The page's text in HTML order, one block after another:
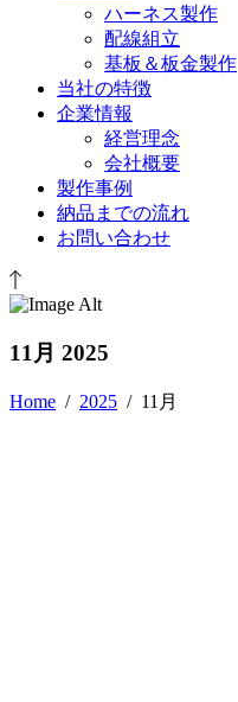
ハーネス製作
配線組立
基板＆板金製作
当社の特徴
企業情報
経営理念
会社概要
製作事例
納品までの流れ
お問い合わせ
11月 2025
Home / 2025 / 11月